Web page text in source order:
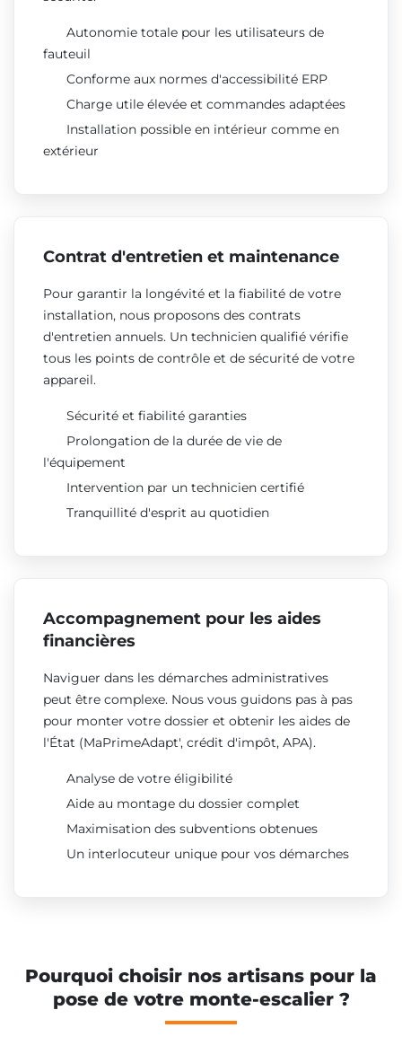
Autonomie totale pour les utilisateurs de
fauteuil
Conforme aux normes d'accessibilité ERP
Charge utile élevée et commandes adaptées
Installation possible en intérieur comme en
extérieur
Contrat d'entretien et maintenance
Pour garantir la longévité et la fiabilité de votre
installation, nous proposons des contrats
d'entretien annuels. Un technicien qualifié vérifie
tous les points de contrôle et de sécurité de votre
appareil.
Sécurité et fiabilité garanties
Prolongation de la durée de vie de
l'équipement
Intervention par un technicien certifié
Tranquillité d'esprit au quotidien
Accompagnement pour les aides
financières
Naviguer dans les démarches administratives
peut être complexe. Nous vous guidons pas à pas
pour monter votre dossier et obtenir les aides de
l'État (MaPrimeAdapt', crédit d'impôt, APA).
Analyse de votre éligibilité
Aide au montage du dossier complet
Maximisation des subventions obtenues
Un interlocuteur unique pour vos démarches
Pourquoi choisir nos artisans pour la
pose de votre monte-escalier ?